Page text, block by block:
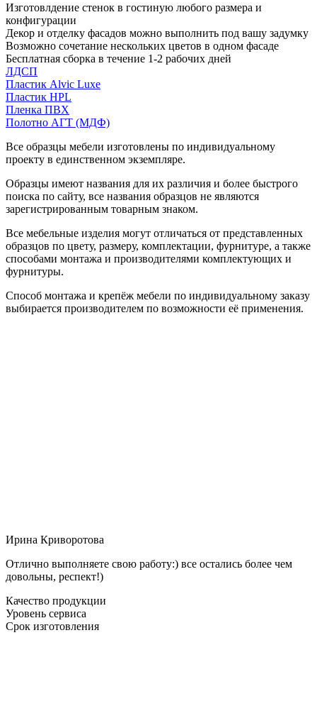
Изготовлдение стенок в гостиную любого размера и
конфигурации
Декор и отделку фасадов можно выполнить под вашу задумку
Возможно сочетание нескольких цветов в одном фасаде
Бесплатная сборка в течение 1-2 рабочих дней
ЛДСП
Пластик Alvic Luxe
Пластик HPL
Пленка ПВХ
Полотно АГТ (МДФ)
Все образцы мебели изготовлены по индивидуальному
проекту в единственном экземпляре.
Образцы имеют названия для их различия и более быстрого
поиска по сайту, все названия образцов не являются
зарегистрированным товарным знаком.
Все мебельные изделия могут отличаться от представленных
образцов по цвету, размеру, комплектации, фурнитуре, а также
способами монтажа и производителями комплектующих и
фурнитуры.
Способ монтажа и крепёж мебели по индивидуальному заказу
выбирается производителем по возможности её применения.
Ирина Криворотова
Отлично выполняете свою работу:) все остались более чем
довольны, респект!)
Качество продукции
Уровень сервиса
Срок изготовления